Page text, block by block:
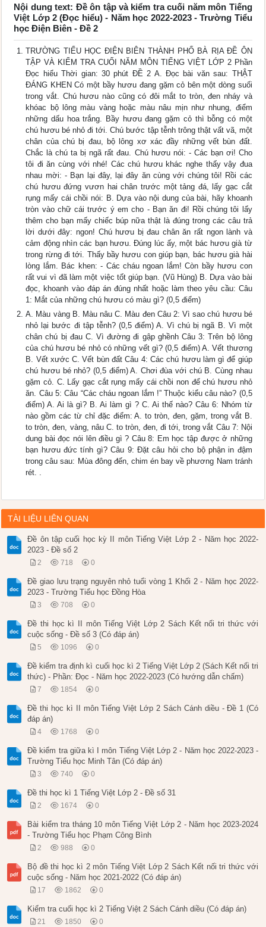
Nội dung text: Đề ôn tập và kiểm tra cuối năm môn Tiếng
Việt Lớp 2 (Đọc hiểu) - Năm học 2022-2023 - Trường Tiểu
học Điện Biên - Đề 2
TRƯỜNG TIỂU HỌC ĐIỆN BIÊN THÀNH PHỐ BÀ RỊA ĐỀ ÔN
TẬP VÀ KIỂM TRA CUỐI NĂM MÔN TIẾNG VIỆT LỚP 2 Phần
Đọc hiểu Thời gian: 30 phút ĐỀ 2 A. Đọc bài văn sau: THẬT
ĐÁNG KHEN Có một bầy hươu đang gặm cỏ bên một dòng suối
trong vắt. Chú hươu nào cũng có đôi mắt to tròn, đen nháy và
khóac bộ lông màu vàng hoặc màu nâu mịn như nhung, điểm
những dấu hoa trắng. Bầy hươu đang gặm cỏ thì bỗng có một
chú hươu bé nhỏ đi tới. Chú bước tập tễnh trông thật vất vã, một
chân của chú bị đau, bộ lông xơ xác đầy những vết bùn đất.
Chắc là chú ta bị ngã rất đau. Chú hươu nói: - Các bạn ơi! Cho
tôi đi ăn cùng với nhé! Các chú hươu khác nghe thấy vậy đua
nhau mời: - Bạn lại đây, lại đây ăn cùng với chúng tôi! Rồi các
chú hươu đứng vươn hai chân trước một tảng đá, lấy gạc cắt
rụng mấy cái chồi nói: B. Dựa vào nội dung của bài, hãy khoanh
tròn vào chữ cái trước ý em cho - Bạn ăn đi! Rồi chúng tôi lấy
thêm cho bạn mấy chiếc búp nữa thật là đúng trong các câu trả
lời dưới đây: ngon! Chú hươu bị đau chân ăn rất ngon lành và
cảm động nhìn các bạn hươu. Đúng lúc ấy, một bác hươu già từ
trong rừng đi tới. Thấy bầy hươu con giúp bạn, bác hươu già hài
lòng lắm. Bác khen: - Các cháu ngoan lắm! Còn bầy hươu con
rất vui vì đã làm một việc tốt giúp bạn. (Vũ Hùng) B. Dựa vào bài
đọc, khoanh vào đáp án đúng nhất hoặc làm theo yêu cầu: Câu
1: Mắt của những chú hươu có màu gì? (0,5 điểm)
A. Màu vàng B. Màu nâu C. Màu đen Câu 2: Vì sao chú hươu bé
nhỏ lại bước đi tập tễnh? (0,5 điểm) A. Vì chú bị ngã B. Vì một
chân chú bị đau C. Vì đường đi gập ghềnh Câu 3: Trên bộ lông
của chú hươu bé nhỏ có những vết gì? (0,5 điểm) A. Vết thương
B. Vết xước C. Vết bùn đất Câu 4: Các chú hươu làm gì để giúp
chú hươu bé nhỏ? (0,5 điểm) A. Chơi đùa với chú B. Cùng nhau
gặm cỏ. C. Lấy gạc cắt rụng mấy cái chồi non để chú hươu nhỏ
ăn. Câu 5: Câu “Các cháu ngoan lắm !” Thuộc kiểu câu nào? (0,5
điểm) A. Ai là gì? B. Ai làm gì ? C. Ai thế nào? Câu 6: Nhóm từ
nào gồm các từ chỉ đặc điểm: A. to tròn, đen, gặm, trong vắt B.
to tròn, đen, vàng, nâu C. to tròn, đen, đi tới, trong vắt Câu 7: Nội
dung bài đọc nói lên điều gì ? Câu 8: Em học tập được ở những
bạn hươu đức tính gì? Câu 9: Đặt câu hỏi cho bộ phận in đậm
trong câu sau: Mùa đông đến, chim én bay về phương Nam tránh
rét. .
TÀI LIỆU LIÊN QUAN
Đề ôn tập cuối học kỳ II môn Tiếng Việt Lớp 2 - Năm học 2022-
2023 - Đề số 2
2 718 0
Đề giao lưu trạng nguyên nhỏ tuổi vòng 1 Khối 2 - Năm học 2022-
2023 - Trường Tiểu học Đồng Hòa
3 708 0
Đề thi học kì II môn Tiếng Việt Lớp 2 Sách Kết nối tri thức với
cuộc sống - Đề số 3 (Có đáp án)
5 1096 0
Đề kiểm tra định kì cuối học kì 2 Tiếng Việt Lớp 2 (Sách Kết nối tri
thức) - Phần: Đọc - Năm học 2022-2023 (Có hướng dẫn chấm)
7 1854 0
Đề thi học kì II môn Tiếng Việt Lớp 2 Sách Cánh diều - Đề 1 (Có
đáp án)
4 1768 0
Đề kiểm tra giữa kì I môn Tiếng Việt Lớp 2 - Năm học 2022-2023 -
Trường Tiểu học Minh Tân (Có đáp án)
3 740 0
Đề thi học kì 1 Tiếng Việt Lớp 2 - Đề số 31
2 1674 0
Bài kiểm tra tháng 10 môn Tiếng Việt Lớp 2 - Năm học 2023-2024
- Trường Tiểu học Phạm Công Bình
2 988 0
Bộ đề thi học kì 2 môn Tiếng Việt Lớp 2 Sách Kết nối tri thức với
cuộc sống - Năm học 2021-2022 (Có đáp án)
17 1862 0
Kiểm tra cuối học kì 2 Tiếng Việt 2 Sách Cánh diều (Có đáp án)
21 1850 0